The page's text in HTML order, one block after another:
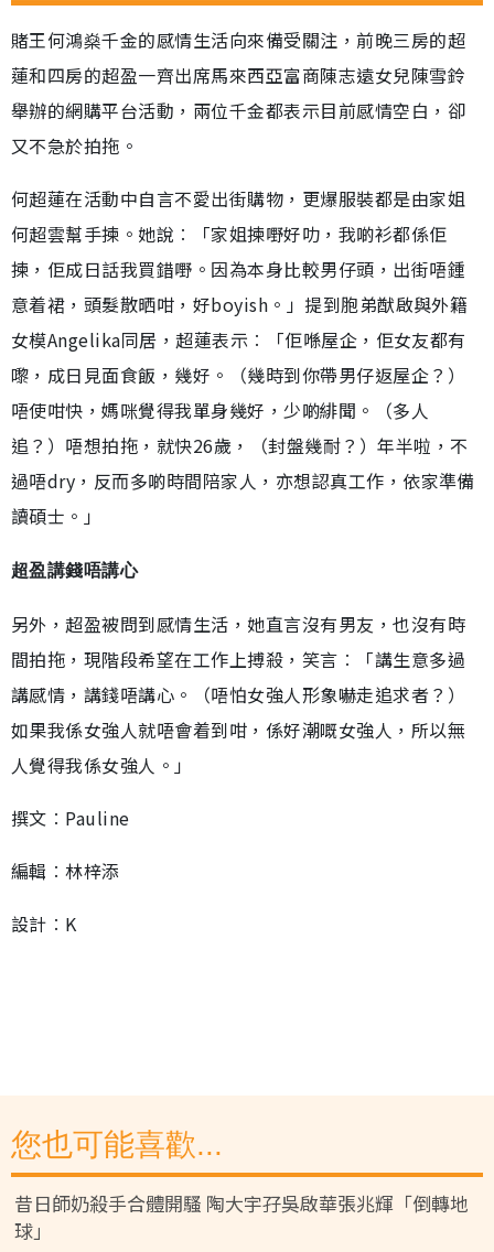
賭王何鴻燊千金的感情生活向來備受關注，前晚三房的超
蓮和四房的超盈一齊出席馬來西亞富商陳志遠女兒陳雪鈴
舉辦的網購平台活動，兩位千金都表示目前感情空白，卻
又不急於拍拖。
何超蓮在活動中自言不愛出街購物，更爆服裝都是由家姐
何超雲幫手揀。她說︰「家姐揀嘢好叻，我啲衫都係佢
揀，佢成日話我買錯嘢。因為本身比較男仔頭，出街唔鍾
意着裙，頭髮散晒咁，好boyish。」提到胞弟猷啟與外籍
女模Angelika同居，超蓮表示︰「佢喺屋企，佢女友都有
嚟，成日見面食飯，幾好。（幾時到你帶男仔返屋企？）
唔使咁快，媽咪覺得我單身幾好，少啲緋聞。（多人
追？）唔想拍拖，就快26歲，（封盤幾耐？）年半啦，不
過唔dry，反而多啲時間陪家人，亦想認真工作，依家準備
讀碩士。」
超盈講錢唔講心
另外，超盈被問到感情生活，她直言沒有男友，也沒有時
間拍拖，現階段希望在工作上搏殺，笑言︰「講生意多過
講感情，講錢唔講心。（唔怕女強人形象嚇走追求者？）
如果我係女強人就唔會着到咁，係好潮嘅女強人，所以無
人覺得我係女強人。」
撰文︰Pauline
編輯︰林梓添
設計︰K
您也可能喜歡...
昔日師奶殺手合體開騷 陶大宇孖吳啟華張兆輝「倒轉地
球」